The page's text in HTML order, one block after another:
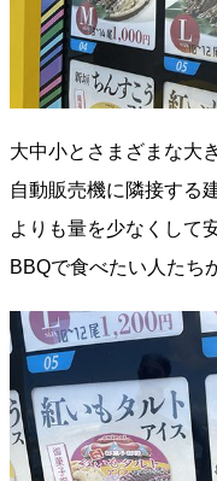
大中小とさまざまな大
自動販売機に隣接する
よりも量を少なくして
BBQで食べたい人たち